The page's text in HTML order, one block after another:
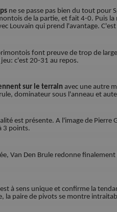
ne se passe pas bien du tout pour
de la partie, et fait 4-0. Puis
Louvain qui prend l'avantage.
font preuve de trop de
c'est 20-31 au repos.
sur le terrain avec une autre
dominateur sous l'anneau et
est présente. A l'image de
3 points.
Van Den Brule redonne
est à sens unique et confirme la
la paire de pivots se montre